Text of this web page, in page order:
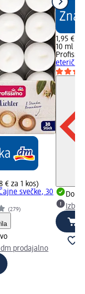
€ za 1 kos)
svečke, 30
(279)
prodajalno
1,95 €
10 ml
eterično